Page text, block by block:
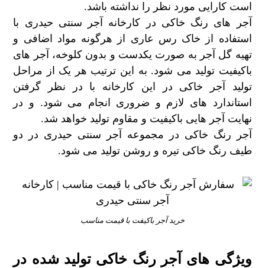
است کارایی مورد نظر را نداشته باشد.
آجر های رنگ خاکی در کارخانه آجر سنتی حیدری با
استفاده از خاک رس عاری از هرگونه مواد اضافی و
تهیه گل آجر به صورت یکدست و بدون کلوخه، آجر های
باکیفیت تولید می شود. به این ترتیب هر یک از مراحل
تولید آجر خاکی در این کارخانه با در نظر گرفتن
استاندارد های لازم و ضروری انجام می شود. و در
نهایت آجر هایی باکیفیت و مقاوم تولید خواهد شد.
آجر رنگ خاکی در مجموعه آجر سنتی حیدری در دو
طیف رنگ خاکی تیره ‌‌و روشن تولید می شود.
خرید آجر باکیفت با قیمت مناسب
ویژگی های آجر رنگ خاکی تولید شده در